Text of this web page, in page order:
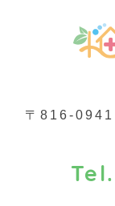
〒816-0941
Tel.